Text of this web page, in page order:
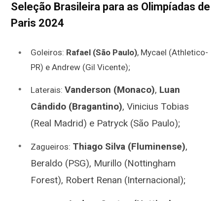
Seleção Brasileira para as Olimpíadas de
Paris 2024
Goleiros: Rafael (São Paulo), Mycael (Athletico-
PR) e Andrew (Gil Vicente);
Laterais: Vanderson (Monaco), Luan
Cândido (Bragantino), Vinicius Tobias
(Real Madrid) e Patryck (São Paulo);
Zagueiros: Thiago Silva (Fluminense),
Beraldo (PSG), Murillo (Nottingham
Forest), Robert Renan (Internacional);